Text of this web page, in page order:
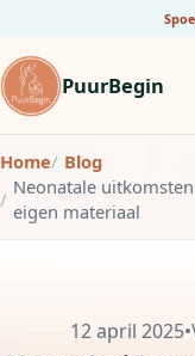
PuurBegin
Home
Blog
Neonatale
eigen materiaal
12 april 2025•